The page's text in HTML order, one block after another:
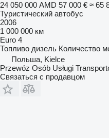
24 050 000 AMD 57 000 € ≈ 65
Туристический автобус
2006
1 000 000 км
Euro 4
Топливо дизель Количество
Польша, Kielce
Przewóz Osób Usługi
Связаться с продавцом